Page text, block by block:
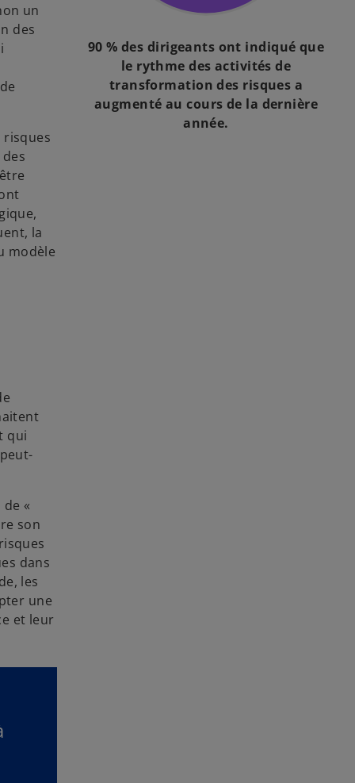
un
des
risques
la
modèle
90 % des dirigeants ont indiqué que
le rythme des activités de
transformation des risques a
augmenté au cours de la dernière
année.
qui
«
son
dans
les
une
et leur